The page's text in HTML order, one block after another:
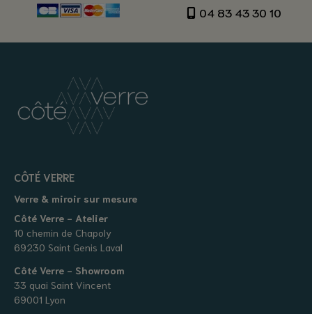
04 83 43 30 10
CÔTÉ VERRE
Verre & miroir sur mesure
Côté Verre - Atelier
10 chemin de Chapoly
69230 Saint Genis Laval
Côté Verre - Showroom
33 quai Saint Vincent
69001 Lyon